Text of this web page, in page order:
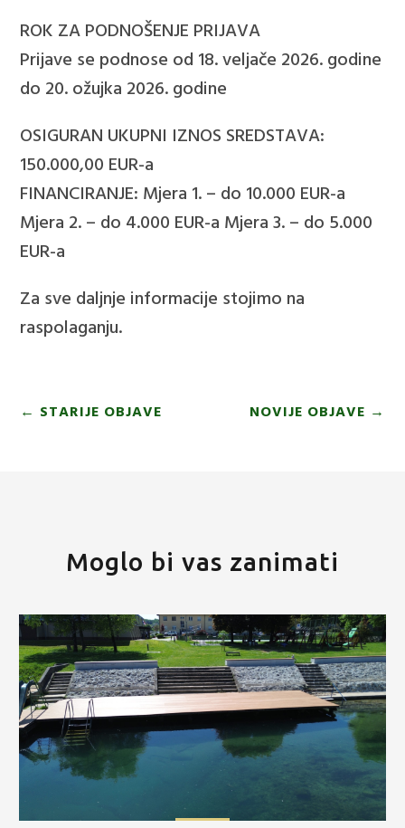
ROK ZA PODNOŠENJE PRIJAVA
Prijave se podnose od 18. veljače 2026. godine
do 20. ožujka 2026. godine
OSIGURAN UKUPNI IZNOS SREDSTAVA:
150.000,00 EUR-a
FINANCIRANJE: Mjera 1. – do 10.000 EUR-a
Mjera 2. – do 4.000 EUR-a Mjera 3. – do 5.000
EUR-a
Za sve daljnje informacije stojimo na
raspolaganju.
← STARIJE OBJAVE NOVIJE OBJAVE →
Moglo bi vas zanimati